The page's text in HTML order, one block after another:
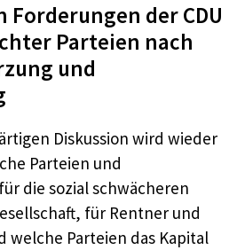
Forderungen der CDU
Parteien nach
und
Diskussion wird wieder
Parteien und
die sozial schwächeren
für Rentner und
welche Parteien das Kapital